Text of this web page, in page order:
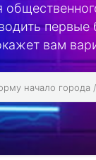
первые
вам